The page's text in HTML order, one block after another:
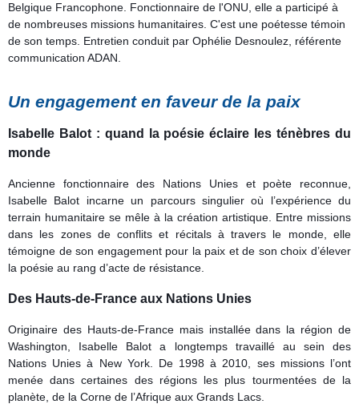
Belgique Francophone. Fonctionnaire de l'ONU, elle a participé à
de nombreuses missions humanitaires. C'est une poétesse témoin
de son temps. Entretien conduit par Ophélie Desnoulez, référente
communication ADAN.
Un engagement en faveur de la paix
Isabelle Balot : quand la poésie éclaire les ténèbres du
monde
Ancienne fonctionnaire des Nations Unies et poète reconnue,
Isabelle Balot incarne un parcours singulier où l’expérience du
terrain humanitaire se mêle à la création artistique. Entre missions
dans les zones de conflits et récitals à travers le monde, elle
témoigne de son engagement pour la paix et de son choix d’élever
la poésie au rang d’acte de résistance.
Des Hauts-de-France aux Nations Unies
Originaire des Hauts-de-France mais installée dans la région de
Washington, Isabelle Balot a longtemps travaillé au sein des
Nations Unies à New York. De 1998 à 2010, ses missions l’ont
menée dans certaines des régions les plus tourmentées de la
planète, de la Corne de l’Afrique aux Grands Lacs.